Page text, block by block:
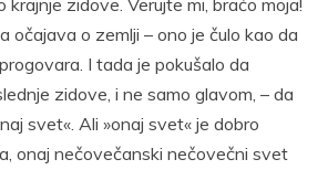
očajava o zemlji – ono je čulo kao da
I tada je pokušalo da
zidove, i ne samo glavom, – da
svet«. Ali »onaj svet« je dobro
onaj nečovečanski nečovečni svet